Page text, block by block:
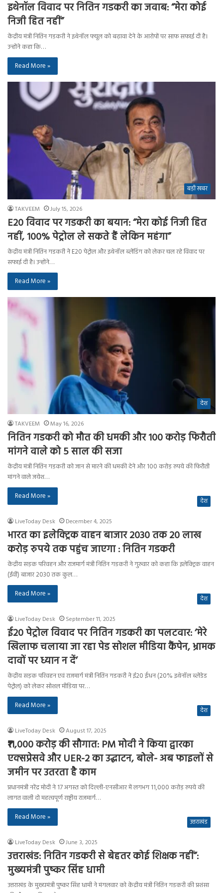
इथेनॉल विवाद पर नितिन गडकरी का जवाब: “मेरा कोई
निजी हित नहीं”
केंद्रीय मंत्री नितिन गडकरी ने इथेनॉल फ्यूल को बढ़ावा देने के आरोपों पर साफ सफाई दी है।
उन्होंने कहा कि…
Read More »
बड़ी खबर
TAKVEEM July 15, 2026
E20 विवाद पर गडकरी का बयान: “मेरा कोई निजी हित
नहीं, 100% पेट्रोल ले सकते हैं लेकिन महंगा”
केंद्रीय मंत्री नितिन गडकरी ने E20 पेट्रोल और इथेनॉल ब्लेंडिंग को लेकर चल रहे विवाद पर
सफाई दी है। उन्होंने…
Read More »
देश
TAKVEEM May 16, 2026
नितिन गडकरी को मौत की धमकी और 100 करोड़ फिरौती
मांगने वाले को 5 साल की सजा
केंद्रीय मंत्री नितिन गडकरी को जान से मारने की धमकी देने और 100 करोड़ रुपये की फिरौती
मांगने वाले जयेश…
Read More »
देश
LiveToday Desk December 4, 2025
भारत का इलेक्ट्रिक वाहन बाजार 2030 तक 20 लाख
करोड़ रुपये तक पहुंच जाएगा : नितिन गडकरी
केंद्रीय सड़क परिवहन और राजमार्ग मंत्री नितिन गडकरी ने गुरुवार को कहा कि इलेक्ट्रिक वाहन
(ईवी) बाजार 2030 तक कुल…
Read More »
देश
LiveToday Desk September 11, 2025
ई20 पेट्रोल विवाद पर नितिन गडकरी का पलटवार: ‘मेरे
खिलाफ चलाया जा रहा पेड सोशल मीडिया कैंपेन, भ्रामक
दावों पर ध्यान न दें’
केंद्रीय सड़क परिवहन एवं राजमार्ग मंत्री नितिन गडकरी ने ई20 ईंधन (20% इथेनॉल ब्लेंडेड
पेट्रोल) को लेकर सोशल मीडिया पर…
Read More »
देश
LiveToday Desk August 17, 2025
₹11,000 करोड़ की सौगात: PM मोदी ने किया द्वारका
एक्सप्रेसवे और UER-2 का उद्घाटन, बोले- अब फाइलों से
जमीन पर उतरता है काम
प्रधानमंत्री नरेंद्र मोदी ने 17 अगस्त को दिल्ली-एनसीआर में लगभग 11,000 करोड़ रुपये की
लागत वाली दो महत्वपूर्ण राष्ट्रीय राजमार्ग…
Read More »
उत्तराखंड
LiveToday Desk June 3, 2025
उत्तराखंड: नितिन गडकरी से बेहतर कोई शिक्षक नहीं”:
मुख्यमंत्री पुष्कर सिंह धामी
उत्तराखंड के मुख्यमंत्री पुष्कर सिंह धामी ने मंगलवार को केंद्रीय मंत्री नितिन गडकरी की प्रशंसा